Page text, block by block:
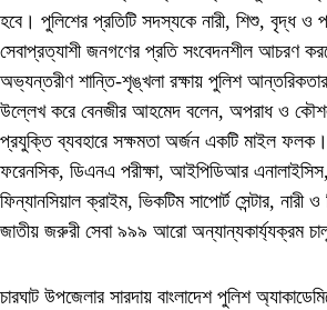
হবে। পুলিশের প্রতিটি সদস্যকে নারী, শিশু, বৃদ্ধ ও
সেবাপ্রত্যাশী জনগণের প্রতি সংবেদনশীল আচরণ
অভ্যন্তরীণ শান্তি-শৃঙ্খলা রক্ষায় পুলিশ আন্তরিকতার
উল্লেখ করে বেনজীর আহমেদ বলেন, অপরাধ ও
প্রযুক্তি ব্যবহারে সক্ষমতা অর্জন একটি মাইল
ফরেনসিক, ডিএনএ পরীক্ষা, আইপিডিআর
ফিন্যানসিয়াল ক্রাইম, ভিকটিম সাপোর্ট সেন্টার, নারী
জাতীয় জরুরী সেবা ৯৯৯ আরো অন্যান্যকার্য্যক্রম
চারঘাট উপজেলার সারদায় বাংলাদেশ পুলিশ